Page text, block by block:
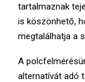
tartalmaznak
is köszönhető,
megtalálhatja a
A
alternatívát adó